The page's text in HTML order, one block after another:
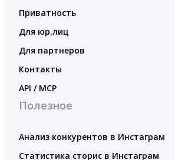
Приватность
Для юр.лиц
Для партнеров
Контакты
API / MCP
Полезное
Анализ конкурентов в Инстаграм
Статистика сторис в Инстаграм